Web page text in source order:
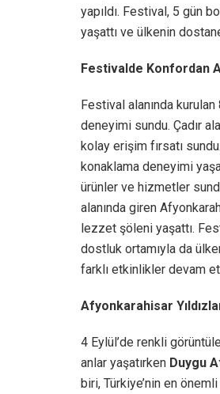
yapıldı. Festival, 5 gün
yaşattı ve ülkenin
Festivalde Konfordan
Festival alanında
deneyimi sundu. Çadır
kolay erişim fırsatı
konaklama deneyimi
ürünler ve hizmetler
alanında giren
lezzet şöleni yaşattı.
dostluk ortamıyla da
farklı etkinlikler devam
Afyonkarahisar
4 Eylül’de renkli
anlar yaşatırken Duygu
biri, Türkiye’nin en